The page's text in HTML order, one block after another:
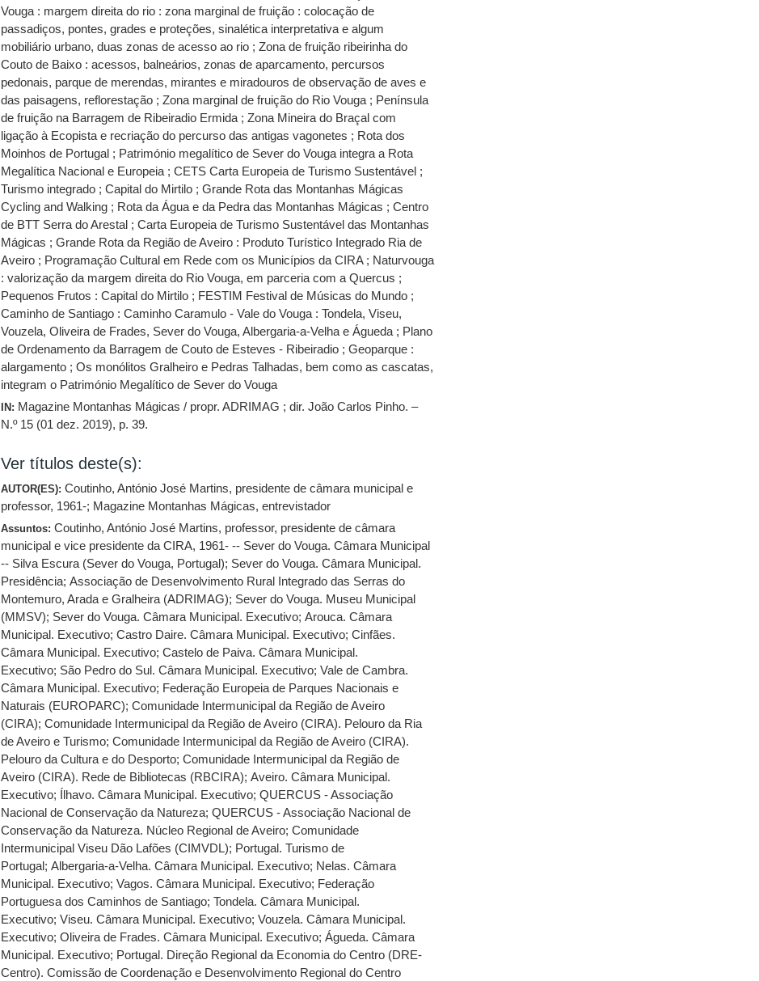
Vouga : margem direita do rio : zona marginal de fruição : colocação de
passadiços, pontes, grades e proteções, sinalética interpretativa e algum
mobiliário urbano, duas zonas de acesso ao rio ; Zona de fruição ribeirinha do
Couto de Baixo : acessos, balneários, zonas de aparcamento, percursos
pedonais, parque de merendas, mirantes e miradouros de observação de aves e
das paisagens, reflorestação ; Zona marginal de fruição do Rio Vouga ; Península
de fruição na Barragem de Ribeiradio Ermida ; Zona Mineira do Braçal com
ligação à Ecopista e recriação do percurso das antigas vagonetes ; Rota dos
Moinhos de Portugal ; Património megalítico de Sever do Vouga integra a Rota
Megalítica Nacional e Europeia ; CETS Carta Europeia de Turismo Sustentável ;
Turismo integrado ; Capital do Mirtilo ; Grande Rota das Montanhas Mágicas
Cycling and Walking ; Rota da Água e da Pedra das Montanhas Mágicas ; Centro
de BTT Serra do Arestal ; Carta Europeia de Turismo Sustentável das Montanhas
Mágicas ; Grande Rota da Região de Aveiro : Produto Turístico Integrado Ria de
Aveiro ; Programação Cultural em Rede com os Municípios da CIRA ; Naturvouga
: valorização da margem direita do Rio Vouga, em parceria com a Quercus ;
Pequenos Frutos : Capital do Mirtilo ; FESTIM Festival de Músicas do Mundo ;
Caminho de Santiago : Caminho Caramulo - Vale do Vouga : Tondela, Viseu,
Vouzela, Oliveira de Frades, Sever do Vouga, Albergaria-a-Velha e Águeda ; Plano
de Ordenamento da Barragem de Couto de Esteves - Ribeiradio ; Geoparque :
alargamento ; Os monólitos Gralheiro e Pedras Talhadas, bem como as cascatas,
integram o Património Megalítico de Sever do Vouga
IN: Magazine Montanhas Mágicas / propr. ADRIMAG ; dir. João Carlos Pinho. –
N.º 15 (01 dez. 2019), p. 39.
Ver títulos deste(s):
AUTOR(ES):Coutinho, António José Martins, presidente de câmara municipal e
professor, 1961-; Magazine Montanhas Mágicas, entrevistador
Assuntos:Coutinho, António José Martins, professor, presidente de câmara
municipal e vice presidente da CIRA, 1961- -- Sever do Vouga. Câmara Municipal
-- Silva Escura (Sever do Vouga, Portugal); Sever do Vouga. Câmara Municipal.
Presidência;Associação de Desenvolvimento Rural Integrado das Serras do
Montemuro, Arada e Gralheira (ADRIMAG); Sever do Vouga. Museu Municipal
(MMSV); Sever do Vouga. Câmara Municipal. Executivo;Arouca. Câmara
Municipal. Executivo;Castro Daire. Câmara Municipal. Executivo;Cinfães.
Câmara Municipal. Executivo;Castelo de Paiva. Câmara Municipal.
Executivo; São Pedro do Sul. Câmara Municipal. Executivo;Vale de Cambra.
Câmara Municipal. Executivo; Federação Europeia de Parques Nacionais e
Naturais (EUROPARC);Comunidade Intermunicipal da Região de Aveiro
(CIRA);Comunidade Intermunicipal da Região de Aveiro (CIRA). Pelouro da Ria
de Aveiro e Turismo;Comunidade Intermunicipal da Região de Aveiro (CIRA).
Pelouro da Cultura e do Desporto;Comunidade Intermunicipal da Região de
Aveiro (CIRA). Rede de Bibliotecas (RBCIRA);Aveiro. Câmara Municipal.
Executivo; Ílhavo. Câmara Municipal. Executivo;QUERCUS - Associação
Nacional de Conservação da Natureza;QUERCUS - Associação Nacional de
Conservação da Natureza. Núcleo Regional de Aveiro;Comunidade
Intermunicipal Viseu Dão Lafões (CIMVDL); Portugal. Turismo de
Portugal;Albergaria-a-Velha. Câmara Municipal. Executivo; Nelas. Câmara
Municipal. Executivo;Vagos. Câmara Municipal. Executivo; Federação
Portuguesa dos Caminhos de Santiago;Tondela. Câmara Municipal.
Executivo;Viseu. Câmara Municipal. Executivo;Vouzela. Câmara Municipal.
Executivo;Oliveira de Frades. Câmara Municipal. Executivo;Águeda. Câmara
Municipal. Executivo; Portugal. Direção Regional da Economia do Centro (DRE-
Centro). Comissão de Coordenação e Desenvolvimento Regional do Centro